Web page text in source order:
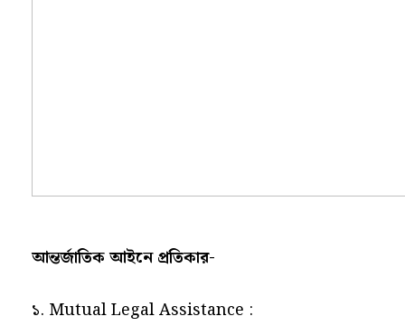
আন্তর্জাতিক আইনে প্রতিকার-
১. Mutual Legal Assistance :